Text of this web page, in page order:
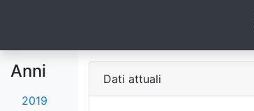
Anni
2019
Dati attuali